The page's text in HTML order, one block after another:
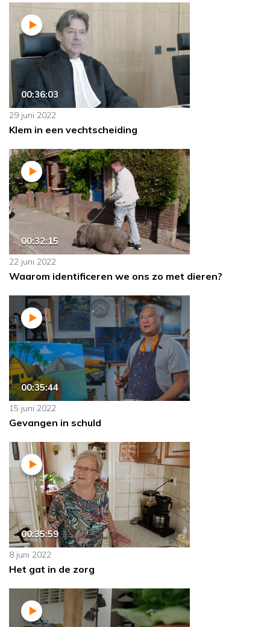
00:36:03
29 juni 2022
Klem in een vechtscheiding
00:32:15
22 juni 2022
Waarom identificeren we ons zo met dieren?
00:35:44
15 juni 2022
Gevangen in schuld
00:35:59
8 juni 2022
Het gat in de zorg